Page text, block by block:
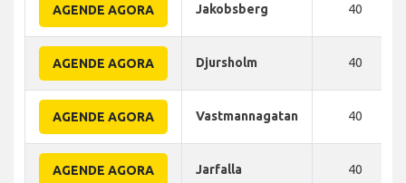
AGENDE AGORA Jakobsberg 40
AGENDE AGORA Djursholm 40
AGENDE AGORA Vastmannagatan 40
AGENDE AGORA Jarfalla 40